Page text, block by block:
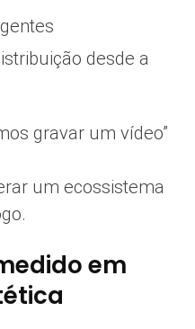
desde a
gravar um vídeo”
um ecossistema
em